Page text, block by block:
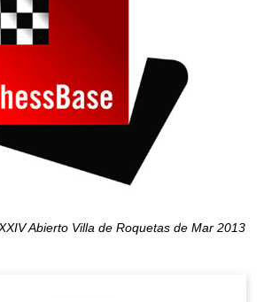
Abierto Villa de Roquetas de Mar 2013